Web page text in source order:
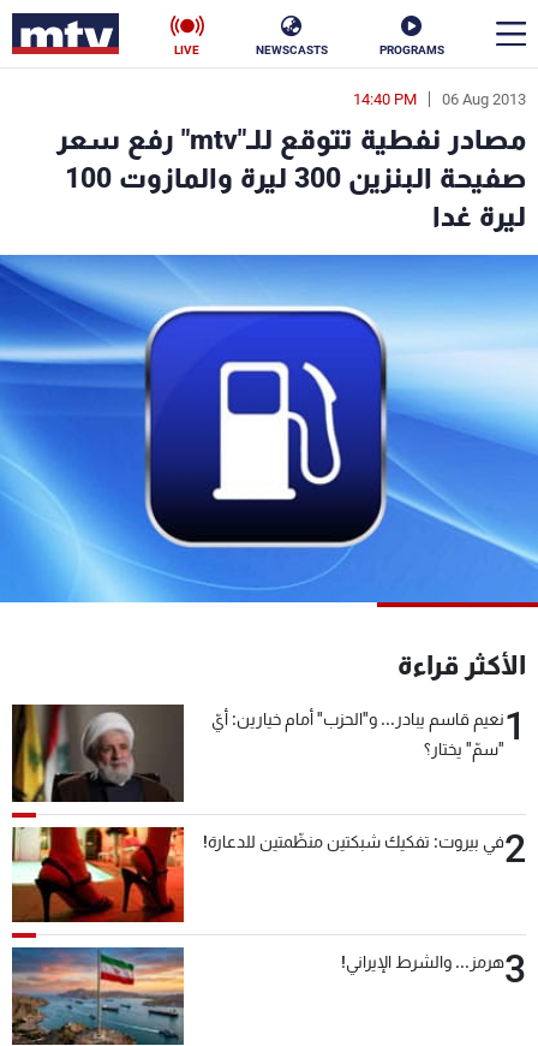
PROGRAMS
NEWSCASTS
LIVE
06 Aug 2013
14:40 PM
مصادر نفطية تتوقع للـ"mtv" رفع سعر
صفيحة البنزين 300 ليرة والمازوت 100
ليرة غدا
الأكثر قراءة
1نعيم قاسم يبادر... و"الحزب" أمام خيارين: أيّ
"سمّ" يختار؟
2في بيروت: تفكيك شبكتين منظّمتين للدعارة!
3هرمز... والشرط الإيراني!
en
الأخبار
سياسة
فن
منوعات
كأس العالم
جدول البرامج
شاهد البرامج
الترددات
عن MTV
لاعلاناتكم
شروط الإسـتخدام